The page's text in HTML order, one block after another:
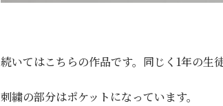
続いてはこちらの作品です。同じく1年の生
刺繍の部分はポケットになっています。